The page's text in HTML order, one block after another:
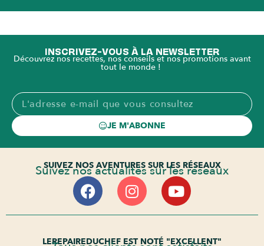
INSCRIVEZ-VOUS À LA NEWSLETTER
Découvrez nos recettes, nos conseils et nos promotions avant
tout le monde !
JE M'ABONNE
SUIVEZ NOS AVENTURES SUR LES RÉSEAUX
Suivez nos actualités sur les réseaux
LEREPAIREDUCHEF EST NOTÉ "EXCELLENT"